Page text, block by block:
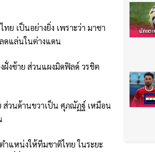
ย เป็นอย่างยิ่ง เพราะว่า มาซา
ดแล่นในต่างแดน
ฝั่งซ้าย ส่วนแผงมิดฟิลด์ วรชิต
วนด้านขวาเป็น ศุภณัฏฐ์ เหมือน
ำแหน่งให้ทีมชาติไทย ในระยะ